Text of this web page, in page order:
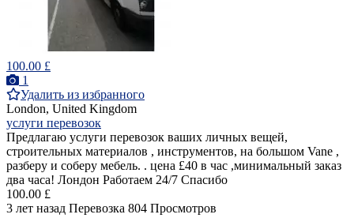
100.00 £
1
Удалить из избранного
London, United Kingdom
услуги перевозок
Предлагаю услуги перевозок ваших личных вещей,
строительных материалов , инструментов, на большом Vane ,
разберу и соберу мебель. . цена £40 в час ,минимальный заказ
два часа! Лондон Работаем 24/7 Спасибо
100.00 £
3 лет назад Перевозка 804 Просмотров